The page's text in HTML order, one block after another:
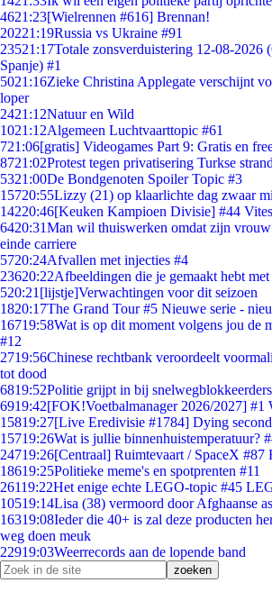
4621:23[Wielrennen #616] Brennan!
20221:19Russia vs Ukraine #91
23521:17Totale zonsverduistering 12-08-2026
Spanje) #1
5021:16Zieke Christina Applegate verschijnt
loper
2421:12Natuur en Wild
1021:12Algemeen Luchtvaarttopic #61
721:06[gratis] Videogames Part 9: Gratis en
8721:02Protest tegen privatisering Turkse
5321:00De Bondgenoten Spoiler Topic #3
15720:55Lizzy (21) op klaarlichte dag zwaar
14220:46[Keuken Kampioen Divisie] #44
6420:31Man wil thuiswerken omdat zijn vrouw
einde carriere
5720:24Afvallen met injecties #4
23620:22Afbeeldingen die je gemaakt hebt
520:21 [lijstje]Verwachtingen voor dit seizoen
1820:17The Grand Tour #5 Nieuwe serie -
16719:58Wat is op dit moment volgens jou de
#12
2719:56Chinese rechtbank veroordeelt
tot dood
6819:52Politie grijpt in bij snelwegblokkeerders
6919:42[FOK!Voetbalmanager 2026/2027] #1
15819:27[Live Eredivisie #1784] Dying
15719:26Wat is jullie binnenhuistemperatuur?
24719:26[Centraal] Ruimtevaart / SpaceX #87
18619:25Politieke meme's en spotprenten #11
26119:22Het enige echte LEGO-topic #45
10519:14Lisa (38) vermoord door Afghaanse
16319:08Ieder die 40+ is zal deze producten
weg doen meuk
22919:03Weerrecords aan de lopende band